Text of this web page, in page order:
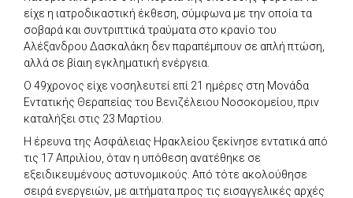
είχε η ιατροδικαστική έκθεση, σύμφωνα με την οποία τα
σοβαρά και συντριπτικά τραύματα στο κρανίο του
Αλέξανδρου Δασκαλάκη δεν παραπέμπουν σε απλή πτώση,
αλλά σε βίαιη εγκληματική ενέργεια.
Ο 49χρονος είχε νοσηλευτεί επί 21 ημέρες στη Μονάδα
Εντατικής Θεραπείας του Βενιζέλειου Νοσοκομείου, πριν
καταλήξει στις 23 Μαρτίου.
Η έρευνα της Ασφάλειας Ηρακλείου ξεκίνησε εντατικά από
τις 17 Απριλίου, όταν η υπόθεση ανατέθηκε σε
εξειδικευμένους αστυνομικούς. Από τότε ακολούθησε
σειρά ενεργειών, με αιτήματα προς τις εισαγγελικές αρχές